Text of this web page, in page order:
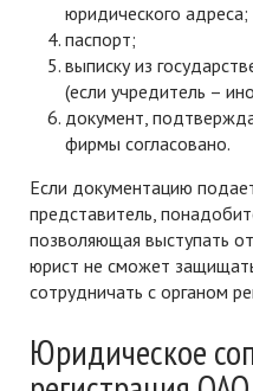
юридического адреса;
паспорт;
выписку из
(если учредитель –
документ,
фирмы согласовано.
Если документацию
представитель,
позволяющая выступать
юрист не сможет
сотрудничать с органом
Юридическое